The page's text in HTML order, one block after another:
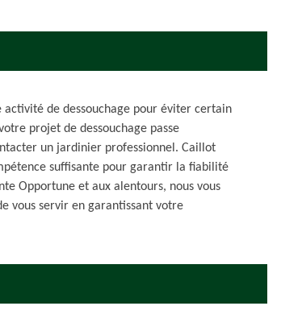
activité de dessouchage pour éviter certain
projet de dessouchage passe
un jardinier professionnel. Caillot
suffisante pour garantir la fiabilité
Opportune et aux alentours, nous vous
vous servir en garantissant votre